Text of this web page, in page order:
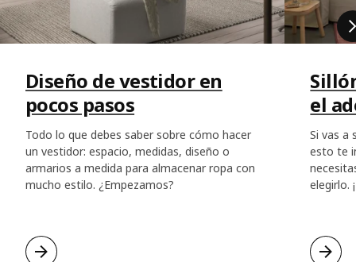
Diseño de vestidor en
pocos pasos
Todo lo que debes saber sobre cómo hacer
un vestidor: espacio, medidas, diseño o
armarios a medida para almacenar ropa con
mucho estilo. ¿Empezamos?
el
Si vas a
esto te
elegirlo.